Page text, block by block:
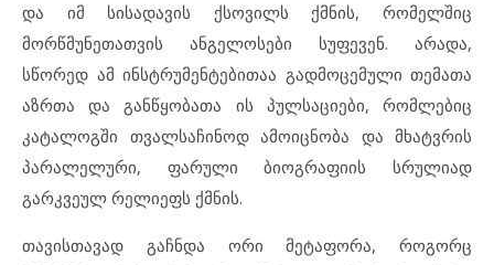
და იმ სისადავის ქსოვილს ქმნის, რომელშიც
მორწმუნეთათვის ანგელოსები სუფევენ. არადა,
სწორედ ამ ინსტრუმენტებითაა გადმოცემული თემათა
აზრთა და განწყობათა ის პულსაციები, რომლებიც
კატალოგში თვალსაჩინოდ ამოიცნობა და მხატვრის
პარალელური, ფარული ბიოგრაფიის სრულიად
გარკვეულ რელიეფს ქმნის.
თავისთავად გაჩნდა ორი მეტაფორა, როგორც